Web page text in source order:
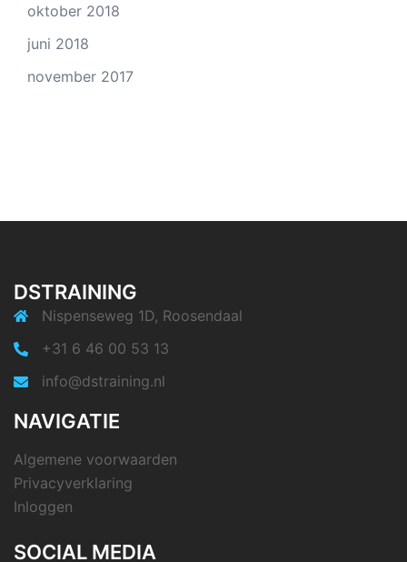
oktober 2018
juni 2018
november 2017
DSTRAINING
Nispenseweg 1D, Roosendaal
+31 6 46 00 53 13
info@dstraining.nl
NAVIGATIE
Algemene voorwaarden
Privacyverklaring
Inloggen
SOCIAL MEDIA